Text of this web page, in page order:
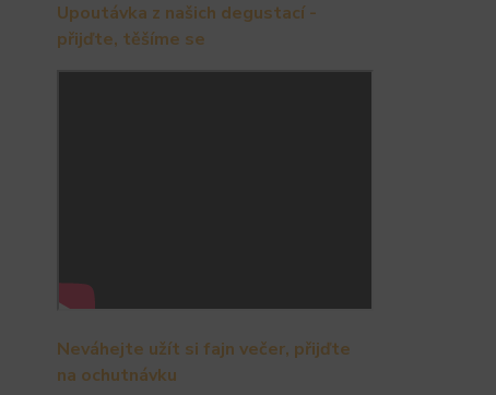
Upoutávka z našich degustací -
přijďte, těšíme se
Neváhejte užít si fajn večer, přijďte
na ochutnávku